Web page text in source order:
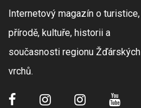
Internetový magazín o turistice,
přírodě, kultuře, historii a
současnosti regionu Žďárských
vrchů.